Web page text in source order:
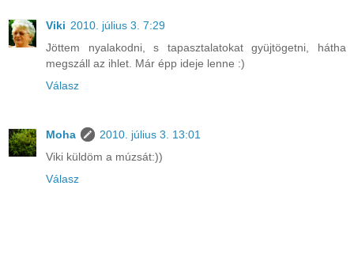
Viki 2010. július 3. 7:29
Jöttem nyalakodni, s tapasztalatokat gyüjtögetni, hátha
megszáll az ihlet. Már épp ideje lenne :)
Válasz
Moha
2010. július 3. 13:01
Viki küldöm a múzsát:))
Válasz